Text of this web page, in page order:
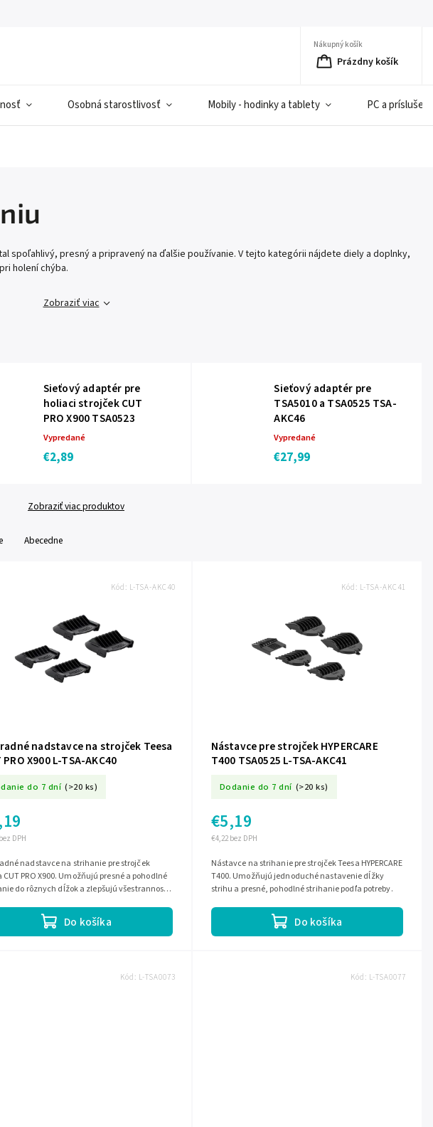
Nákupný košík
Prázdny košík
Osobná starostlivosť Mobily - hodinky a tablety PC a
spoľahlivý, presný a pripravený na ďalšie používanie. V tejto kategórii nájdete diely a doplnky,
holení chýba.
Zobraziť viac
Sieťový adaptér pre
holiaci strojček CUT
PRO X900 TSA0523
Vypredané
€2,89
Sieťový adaptér pre
TSA5010 a TSA0525 TSA-
AKC46
Vypredané
€27,99
Zobraziť viac produktov
Abecedne
nadstavce na strojček Teesa
PRO X900 L-TSA-AKC40
do 7 dní (>20 ks)
DPH
Do košíka
nadstavce na strihanie pre strojček
CUT PRO X900. Umožňujú presné a pohodlné
do rôznych dĺžok a zlepšujú všestrannosť
Kód: L-TSA-AKC40
Nástavce pre strojček HYPERCARE
T400 TSA0525 L-TSA-AKC41
Dodanie do 7 dní (>20 ks)
€4,22 bez DPH
€5,19
Do košíka
Nástavce na strihanie pre strojček Teesa HYPERCARE
T400. Umožňujú jednoduché nastavenie dĺžky
strihu a presné, pohodlné strihanie podľa potreby.
Kód: L-TSA-AKC41
Kód: L-TSA0073 Kód: L-TSA0077